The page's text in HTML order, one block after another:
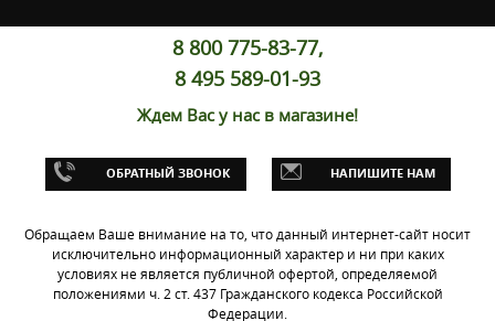
2 шт.
8 800 775-83-77,
8 495 589-01-93
Ждем Вас у нас в магазине!
ОБРАТНЫЙ ЗВОНОК НАПИШИТЕ НАМ
Обращаем Ваше внимание на то, что данный интернет-сайт носит
исключительно информационный характер и ни при каких
условиях не является публичной офертой, определяемой
положениями ч. 2 ст. 437 Гражданского кодекса Российской
Федерации.